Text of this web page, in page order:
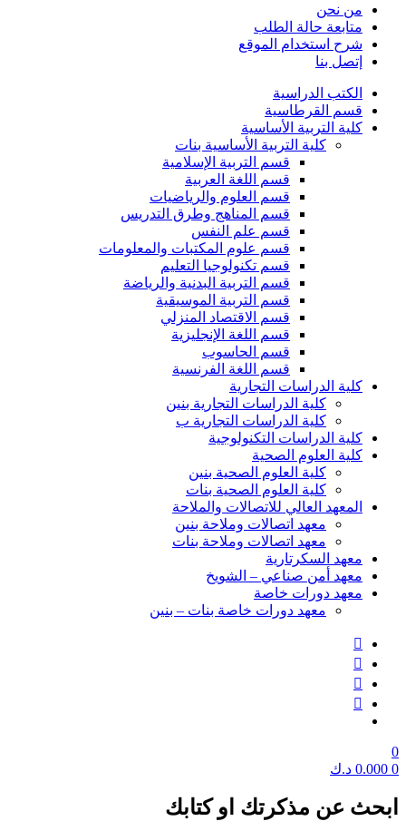
من نحن
متابعة حالة الطلب
شرح استخدام الموقع
إتصل بنا
الكتب الدراسية
قسم القرطاسية
كلية التربية الأساسية
كلية التربية الأساسية بنات
قسم التربية الإسلامية
قسم اللغة العربية
قسم العلوم والرياضيات
قسم المناهج وطرق التدريس
قسم علم النفس
قسم علوم المكتبات والمعلومات
قسم تكنولوجيا التعليم
قسم التربية البدنية والرياضة
قسم التربية الموسيقية
قسم الاقتصاد المنزلي
قسم اللغة الإنجليزية
قسم الحاسوب
قسم اللغة الفرنسية
كلية الدراسات التجارية
كلية الدراسات التجارية بنين
كلية الدراسات التجارية ب
كلية الدراسات التكنولوجية
كلية العلوم الصحية
كلية العلوم الصحية بنين
كلية العلوم الصحية بنات
المعهد العالي للاتصالات والملاحة
معهد اتصالات وملاحة بنين
معهد اتصالات وملاحة بنات
معهد السكرتارية
معهد أمن صناعي – الشويخ
معهد دورات خاصة
معهد دورات خاصة بنات – بنين
0
0
0.000 د.ك
ابحث عن مذكرتك او كتابك